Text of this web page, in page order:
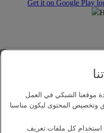
موقعنا الشبكي في العمل
وتخصيص المحتوى ليكون مناسبا
استخدام كل ملفات تعريف